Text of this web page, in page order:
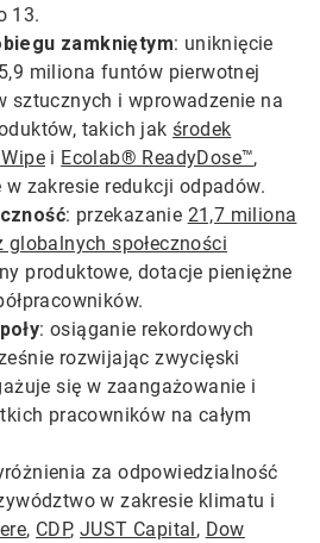
13.
zamkniętym: uniknięcie
miliona funtów pierwotnej
sztucznych i wprowadzenie na
takich jak środek
i Ecolab® ReadyDose™,
zakresie redukcji odpadów.
: przekazanie 21,7 miliona
globalnych społeczności
produktowe, dotacje pieniężne
: osiąganie rekordowych
rozwijając zwycięski
się w zaangażowanie i
pracowników na całym
za odpowiedzialność
w zakresie klimatu i
, CDP,JUST Capital , Dow